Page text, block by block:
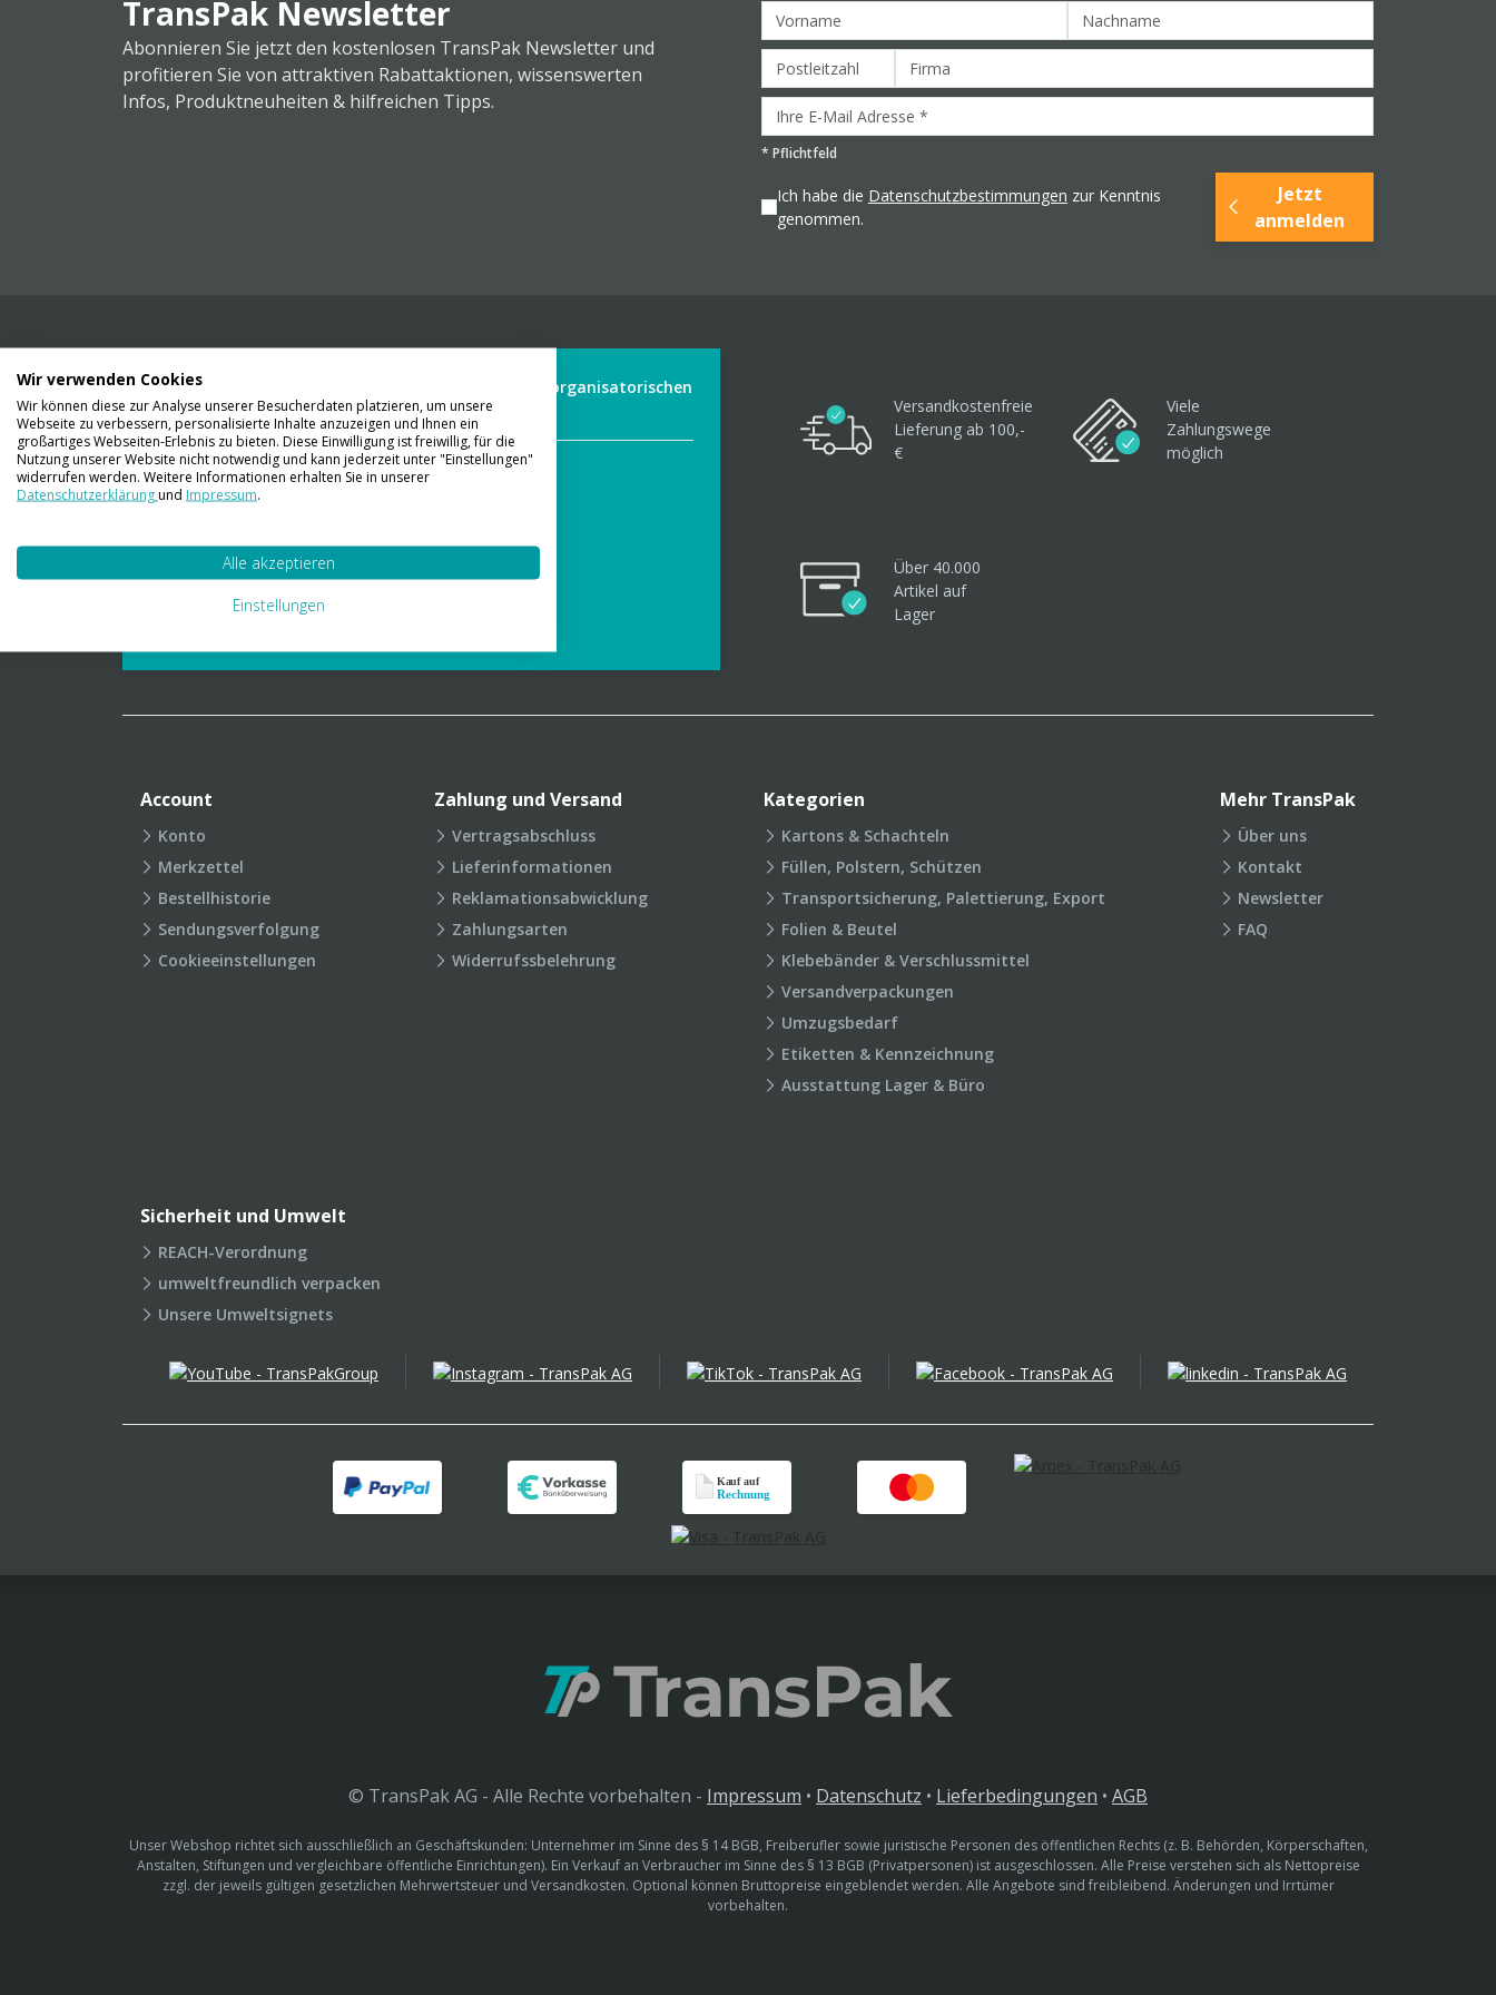
TransPak Newsletter
Abonnieren Sie jetzt den kostenlosen TransPak Newsletter und
profitieren Sie von attraktiven Rabattaktionen, wissenswerten
Infos, Produktneuheiten & hilfreichen Tipps.
* Pflichtfeld
Ich habe die Datenschutzbestimmungen zur Kenntnis
genommen.
Jetzt
anmelden
Wir liefern Ihnen Ihre Ware. Abholung ist leider aus organisatorischen
Gründen nicht möglich.
Kontaktieren Sie uns
01 23 06 03 888
info@transpak.at
Verpackungslexikon
Versandkostenfreie
Lieferung ab 100,-
€
Viele
Zahlungswege
möglich
Über 40.000
Artikel auf
Lager
Account
Konto
Merkzettel
Bestellhistorie
Sendungsverfolgung
Cookieeinstellungen
Zahlung und Versand
Vertragsabschluss
Lieferinformationen
Reklamationsabwicklung
Zahlungsarten
Widerrufssbelehrung
Kategorien
Kartons & Schachteln
Füllen, Polstern, Schützen
Transportsicherung, Palettierung, Export
Folien & Beutel
Klebebänder & Verschlussmittel
Versandverpackungen
Umzugsbedarf
Etiketten & Kennzeichnung
Ausstattung Lager & Büro
Mehr TransPak
Über uns
Kontakt
Newsletter
FAQ
Sicherheit und Umwelt
REACH-Verordnung
umweltfreundlich verpacken
Unsere Umweltsignets
© TransPak AG - Alle Rechte vorbehalten - Impressum • Datenschutz • Lieferbedingungen • AGB
Unser Webshop richtet sich ausschließlich an Geschäftskunden: Unternehmer im Sinne des § 14 BGB, Freiberufler sowie juristische Personen des öffentlichen Rechts (z. B. Behörden, Körperschaften,
Anstalten, Stiftungen und vergleichbare öffentliche Einrichtungen). Ein Verkauf an Verbraucher im Sinne des § 13 BGB (Privatpersonen) ist ausgeschlossen. Alle Preise verstehen sich als Nettopreise
zzgl. der jeweils gültigen gesetzlichen Mehrwertsteuer und Versandkosten. Optional können Bruttopreise eingeblendet werden. Alle Angebote sind freibleibend. Änderungen und Irrtümer
vorbehalten.
Wir verwenden Cookies
Wir können diese zur Analyse unserer Besucherdaten platzieren, um unsere
Webseite zu verbessern, personalisierte Inhalte anzuzeigen und Ihnen ein
großartiges Webseiten-Erlebnis zu bieten. Diese Einwilligung ist freiwillig, für die
Nutzung unserer Website nicht notwendig und kann jederzeit unter "Einstellungen"
widerrufen werden. Weitere Informationen erhalten Sie in unserer
Datenschutzerklärungund Impressum.
Alle akzeptieren
Einstellungen